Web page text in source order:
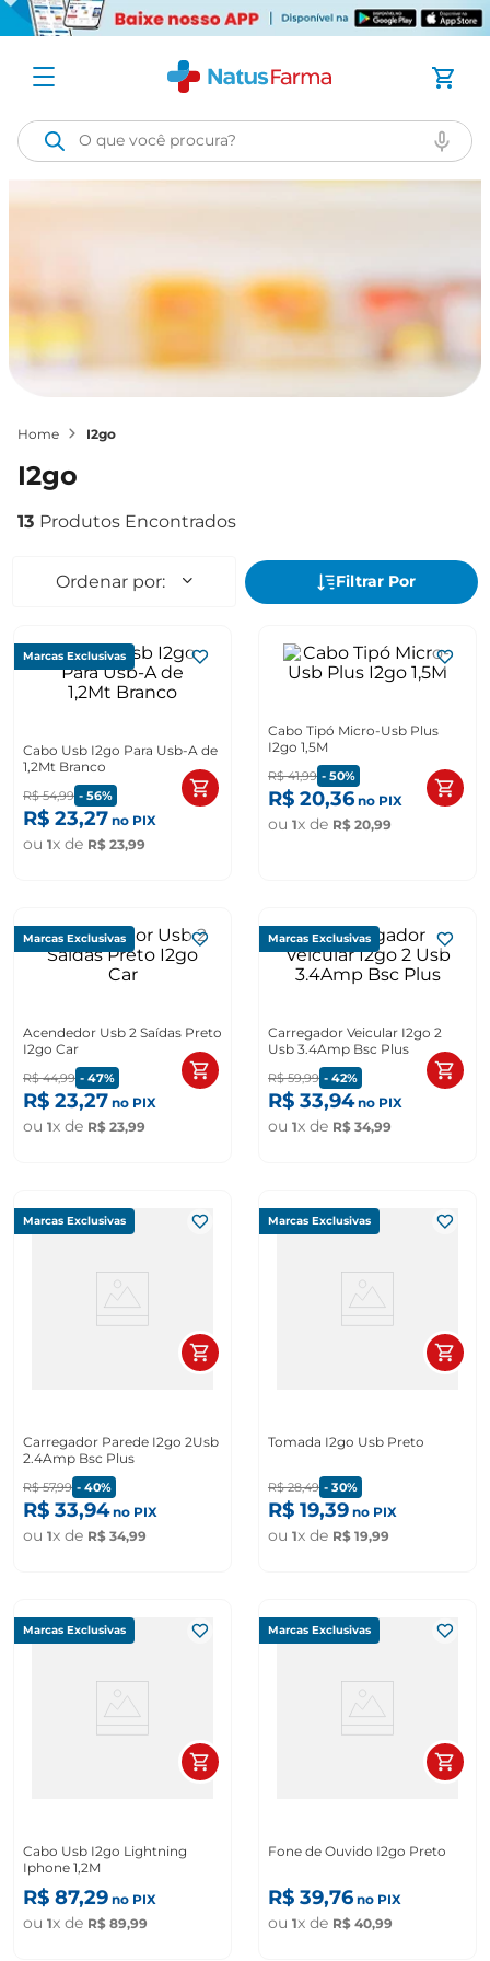
O que você procura?
i2go
i2go
13
Marcas Exclusivas
Cabo Usb I2go Para Usb-A de
1,2Mt Branco
R$ 54,99 - 56%
R$ 23,27 no PIX
ou 1x de R$ 23,99
Cabo Tipó Micro-Usb Plus
I2go 1,5M
R$ 41,99 - 50%
R$ 20,36 no PIX
ou 1x de R$ 20,99
Marcas Exclusivas
Acendedor Usb 2 Saídas Preto
I2go Car
R$ 44,99 - 47%
R$ 23,27 no PIX
ou 1x de R$ 23,99
Marcas Exclusivas
Carregador Veicular I2go 2
Usb 3.4Amp Bsc Plus
R$ 59,99 - 42%
R$ 33,94no PIX
ou 1x de R$ 34,99
Marcas Exclusivas
Carregador Parede I2go 2Usb
2.4Amp Bsc Plus
R$ 57,99 - 40%
R$ 33,94no PIX
ou 1x de R$ 34,99
Marcas Exclusivas
Tomada I2go Usb Preto
R$ 28,49 - 30%
R$ 19,39 no PIX
ou 1x de R$ 19,99
Marcas Exclusivas
Cabo Usb I2go Lightning
Iphone 1,2M
R$ 87,29 no PIX
ou 1x de R$ 89,99
Marcas Exclusivas
Fone de Ouvido I2go Preto
R$ 39,76 no PIX
ou 1x de R$ 40,99